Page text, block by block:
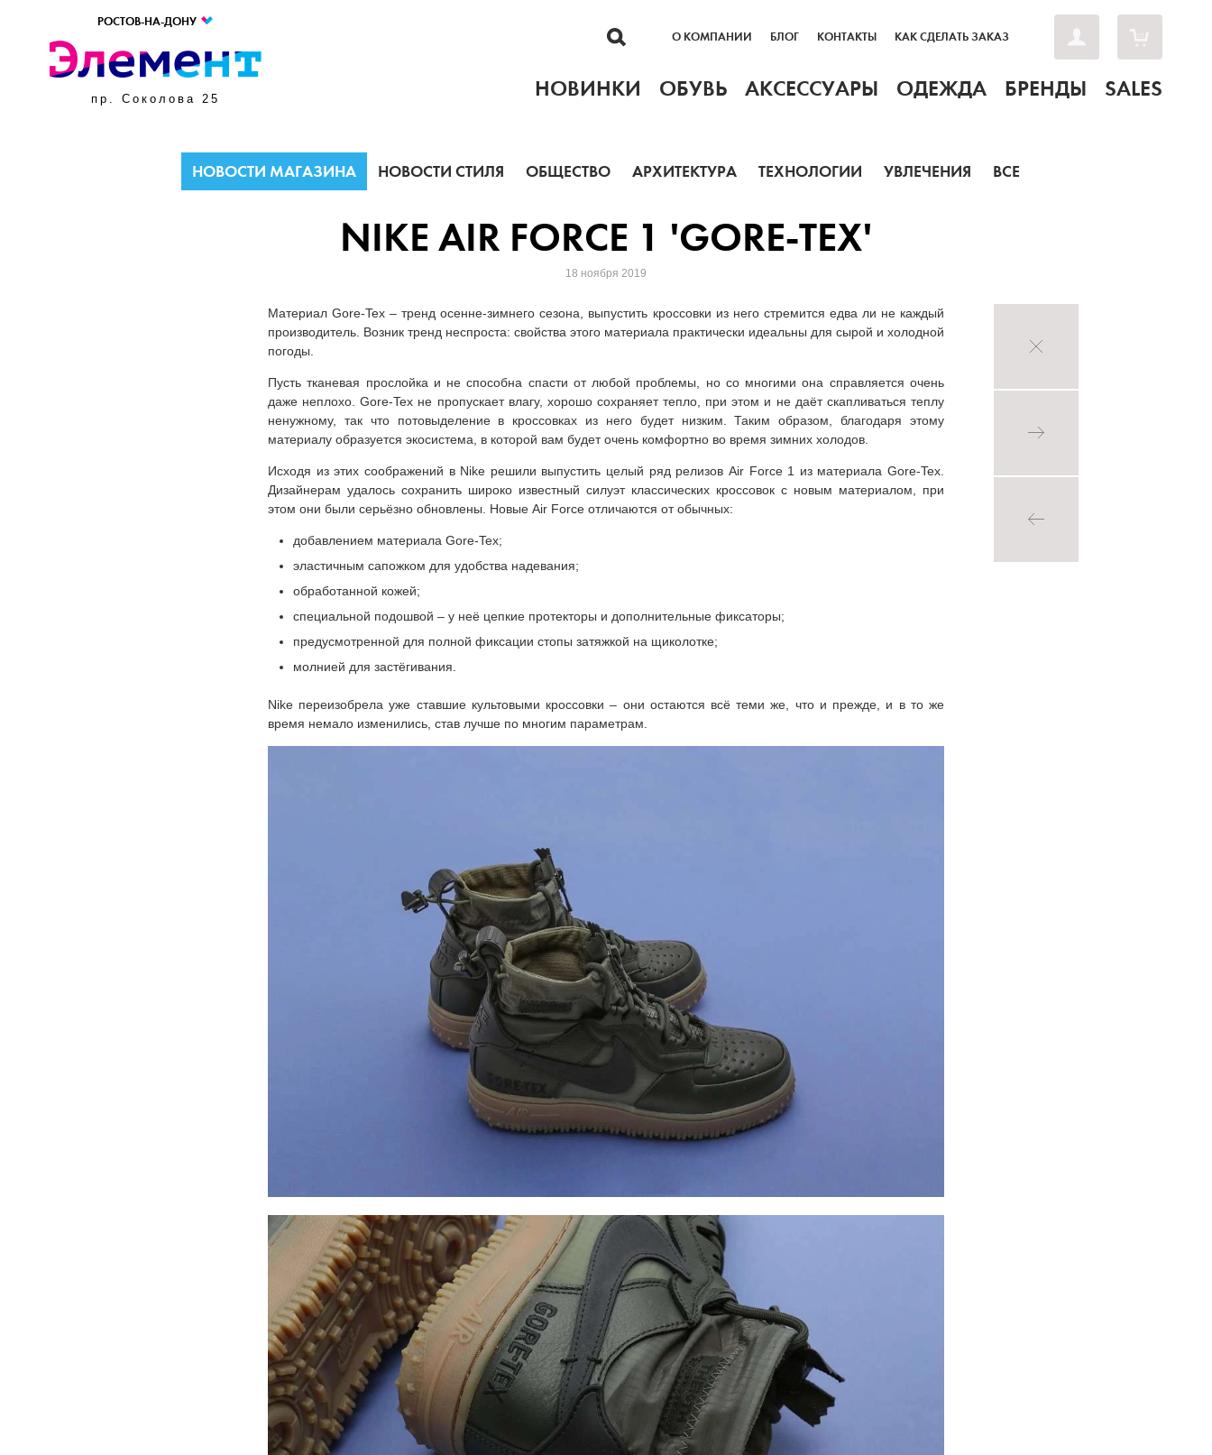
РОСТОВ-НА-ДОНУ
пр. Соколова 25
О КОМПАНИИ БЛОГ КОНТАКТЫ КАК СДЕЛАТЬ ЗАКАЗ
НОВИНКИ ОБУВЬ АКСЕССУАРЫ ОДЕЖДА БРЕНДЫ SALES
НОВОСТИ МАГАЗИНА НОВОСТИ СТИЛЯ ОБЩЕСТВО АРХИТЕКТУРА ТЕХНОЛОГИИ УВЛЕЧЕНИЯ ВСЕ
NIKE AIR FORCE 1 'GORE-TEX'
18 ноября 2019
Материал Gore-Tex – тренд осенне-зимнего сезона, выпустить кроссовки из него стремится едва ли не каждый
производитель. Возник тренд неспроста: свойства этого материала практически идеальны для сырой и холодной
погоды.
Пусть тканевая прослойка и не способна спасти от любой проблемы, но со многими она справляется очень
даже неплохо. Gore-Tex не пропускает влагу, хорошо сохраняет тепло, при этом и не даёт скапливаться теплу
ненужному, так что потовыделение в кроссовках из него будет низким. Таким образом, благодаря этому
материалу образуется экосистема, в которой вам будет очень комфортно во время зимних холодов.
Исходя из этих соображений в Nike решили выпустить целый ряд релизов Air Force 1 из материала Gore-Tex.
Дизайнерам удалось сохранить широко известный силуэт классических кроссовок с новым материалом, при
этом они были серьёзно обновлены. Новые Air Force отличаются от обычных:
добавлением материала Gore-Tex;
эластичным сапожком для удобства надевания;
обработанной кожей;
специальной подошвой – у неё цепкие протекторы и дополнительные фиксаторы;
предусмотренной для полной фиксации стопы затяжкой на щиколотке;
молнией для застёгивания.
Nike переизобрела уже ставшие культовыми кроссовки – они остаются всё теми же, что и прежде, и в то же
время немало изменились, став лучше по многим параметрам.